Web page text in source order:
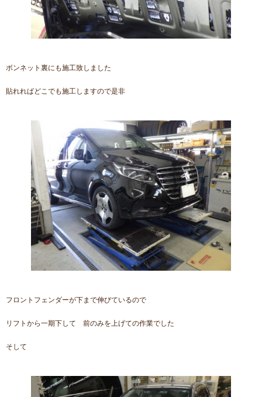
ボンネット裏にも施工致しました
貼れればどこでも施工しますので是非
フロントフェンダーが下まで伸びているので
リフトから一期下して 前のみを上げての作業でした
そして